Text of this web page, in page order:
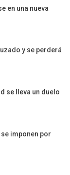
en una nueva
y se perderá
se lleva un duelo
se imponen por